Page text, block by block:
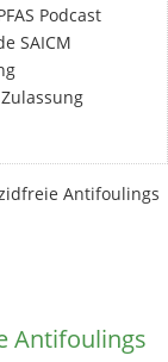
Podcast
SAICM
Zulassung
Antifoulings
Antifoulings